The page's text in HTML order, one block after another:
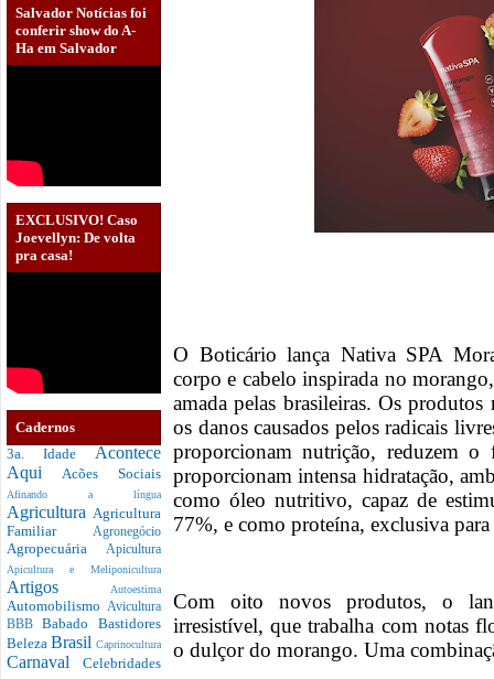
Salvador Notícias foi
conferir show do A-
Ha em Salvador
EXCLUSIVO! Caso
Joevellyn: De volta
pra casa!
Cadernos
3a. Idade Acontece
Aqui Acões Sociais
Afinando a língua
Agricultura Agricultura
Familiar Agronegócio
Agropecuária Apicultura
Apicultura e Meliponicultura
Artigos Autoestima
Automobilismo Avicultura
BBBBabado Bastidores
Beleza Brasil Caprinocultura
Carnaval Celebridades
O Boticário lança Nativa SPA
corpo e cabelo inspirada no
amada pelas brasileiras. Os
os danos causados pelos radicais
proporcionam nutrição, reduzem
proporcionam intensa hidratação,
como óleo nutritivo, capaz de
77%, e como proteína, exclusiva
Com oito novos produtos, o
irresistível, que trabalha com notas
o dulçor do morango. Uma